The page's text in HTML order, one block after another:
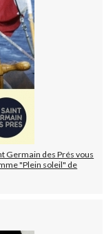
Germain des Prés vous
"Plein soleil" de